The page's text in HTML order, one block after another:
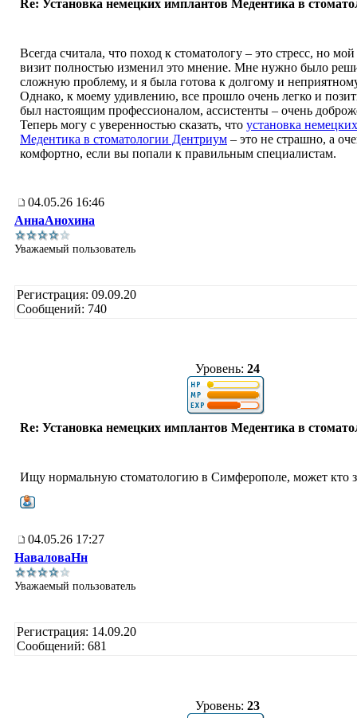
Re: Установка немецких имплантов Медентика в
Всегда считала, что поход к стоматологу – это стресс, но
визит полностью изменил это мнение. Мне нужно было
сложную проблему, и я была готова к долгому и
Однако, к моему удивлению, все прошло очень легко и
был настоящим профессионалом, ассистенты – очень
Теперь могу с уверенностью сказать, что установка
Медентика в стоматологии Дентриум – это не страшно, а
комфортно, если вы попали к правильным специалистам.
04.05.26 16:46
АннаАнохина
Уважаемый пользователь
Регистрация: 09.09.20
Сообщений: 740
Уровень: 24
Re: Установка немецких имплантов Медентика в
Ищу нормальную стоматологию в Симферополе, может кто
04.05.26 17:27
НаваловаНн
Уважаемый пользователь
Регистрация: 14.09.20
Сообщений: 681
Уровень: 23